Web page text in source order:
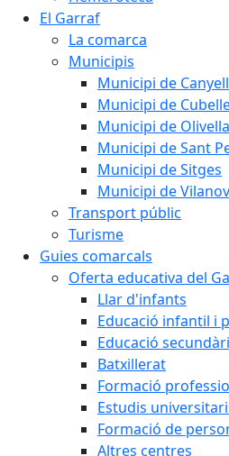
El Garraf
La comarca
Municipis
Municipi de
Municipi de
Municipi de Olivella
Municipi de Sant
Municipi de Sitges
Municipi de
Transport públic
Turisme
Guies comarcals
Oferta educativa del
Llar d'infants
Educació infantil i
Educació
Batxillerat
Formació
Estudis
Formació de
Altres centres